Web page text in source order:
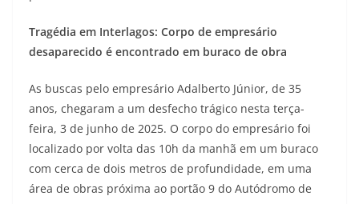
Tragédia em Interlagos: Corpo de empresário
desaparecido é encontrado em buraco de obra
As buscas pelo empresário Adalberto Júnior, de 35
anos, chegaram a um desfecho trágico nesta terça-
feira, 3 de junho de 2025. O corpo do empresário foi
localizado por volta das 10h da manhã em um buraco
com cerca de dois metros de profundidade, em uma
área de obras próxima ao portão 9 do Autódromo de